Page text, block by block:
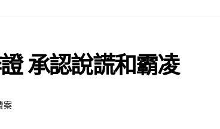
承認說謊和霸凌
案